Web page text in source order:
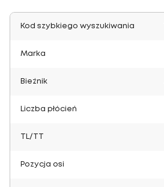
Kod szybkiego wyszukiwania
Marka
Bieżnik
Liczba płócień
TL/TT
Pozycja osi